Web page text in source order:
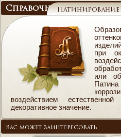
СправочникПатинирование
при
или
Патина
воздействием
декоративное значение.
Вас может заинтересовать